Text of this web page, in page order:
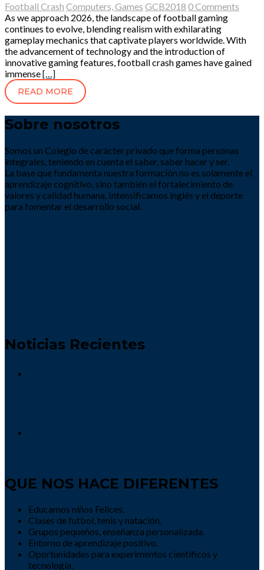
Football Crash Computers, Games GCB2018 0 Comments
As we approach 2026, the landscape of football gaming
continues to evolve, blending realism with exhilarating
gameplay mechanics that captivate players worldwide. With
the advancement of technology and the introduction of
innovative gaming features, football crash games have gained
immense[…]
READ MORE
Sobre nosotros
Somos un Colegio de carácter privado que forma personas
integrales, teniendo en cuenta el saber, saber hacer y ser.
La base que fundamenta nuestra formación no es solamente el
aprendizaje cognitivo, sino también el fortalecimiento de
valores y calidad humana. Intensificamos inglés y el deporte
para fomentar el desarrollo social.
Noticias Recientes
QUE NOS HACE DIFERENTES
Educamos niños Felices.
Clases de futbol, tenis y natación.
Grupos pequeños, enseñanza personalizada.
Entorno de aprendizaje positivo.
Oportunidades para experimentos científicos y
tecnología.